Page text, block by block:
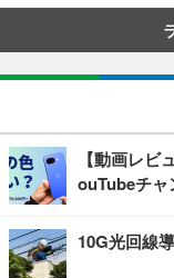
【動画レ
ouTubeチャ
10G光回線